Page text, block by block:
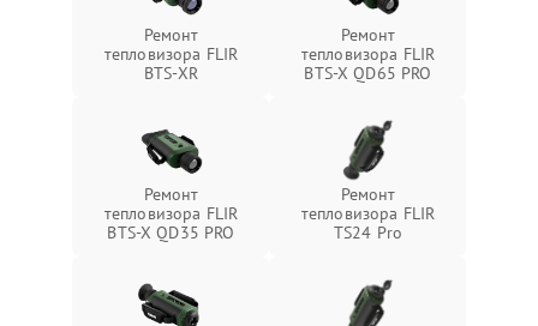
Ремонт
тепловизора FLIR
BTS-XR
Ремонт
тепловизора FLIR
BTS-X QD65 PRO
Ремонт
тепловизора FLIR
BTS-X QD35 PRO
Ремонт
тепловизора FLIR
TS24 Pro